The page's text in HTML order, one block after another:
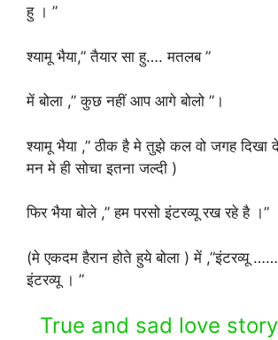
हु । ”
श्यामू भैया,” तैयार सा हु…. मतलब ”
में बोला ,” कुछ नहीं आप आगे बोलो ”।
श्यामू भैया ,” ठीक है मे तुझे कल वो जगह दिखा
मन मे ही सोचा इतना जल्दी )
फिर भैया बोले ,” हम परसो इंटरव्यू रख रहे है ।”
(मे एकदम हैरान होते हुये बोला ) में ,”इंटरव्यू
इंटरव्यू । ”
True and sad love